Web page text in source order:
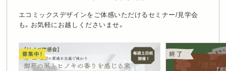
エコミックスデザインをご体感いただけるセミナー/見学会
も。お気軽にお越しくださいませ。